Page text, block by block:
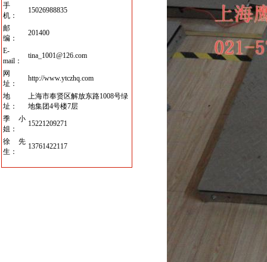
手
机：
15026988835
邮
编：
201400
E-
mail：
tina_1001@126.com
网
址：
http://www.ytczhq.com
地
址：
上海市奉贤区解放东路1008号绿
地集团4号楼7层
季小
姐：
15221209271
徐先
生：
13761422117